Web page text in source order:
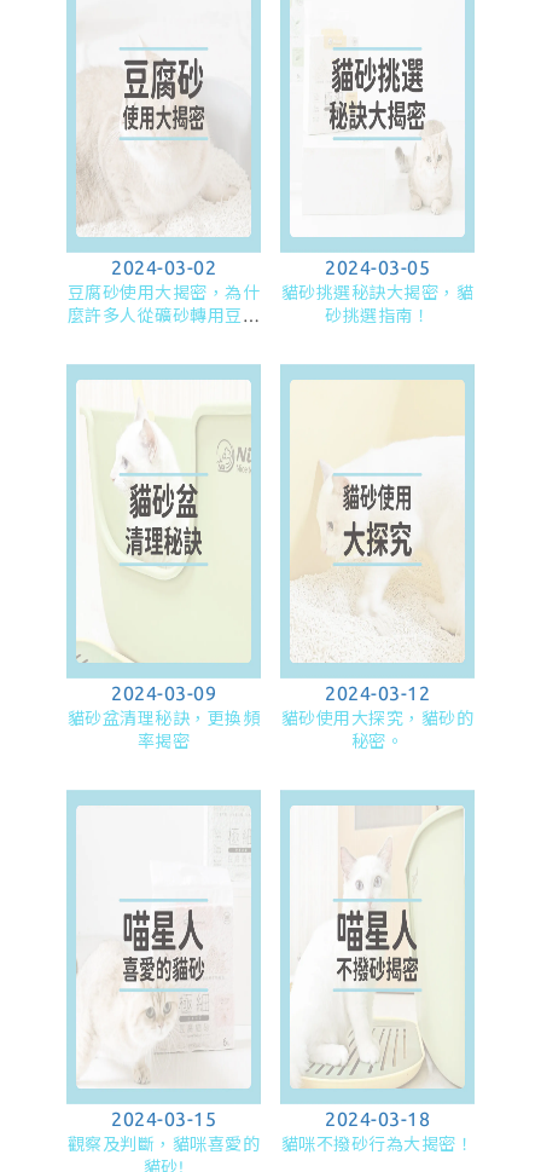
2024-03-02
豆腐砂使用大揭密，為什
麼許多人從礦砂轉用豆腐
2024-03-05
貓砂挑選秘訣大揭密，貓
砂挑選指南！
2024-03-09
貓砂盆清理秘訣，更換頻
率揭密
2024-03-12
貓砂使用大探究，貓砂的
秘密。
2024-03-15
觀察及判斷，貓咪喜愛的
貓砂!
2024-03-18
貓咪不撥砂行為大揭密！